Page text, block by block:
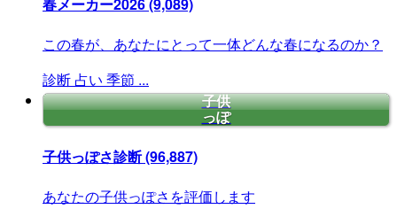
春メーカー2026(9,089)
この春が、あなたにとって一体どんな春になるのか？
診断 占い 季節 ...
子供
っぽ
子供っぽさ診断(96,887)
あなたの子供っぽさを評価します